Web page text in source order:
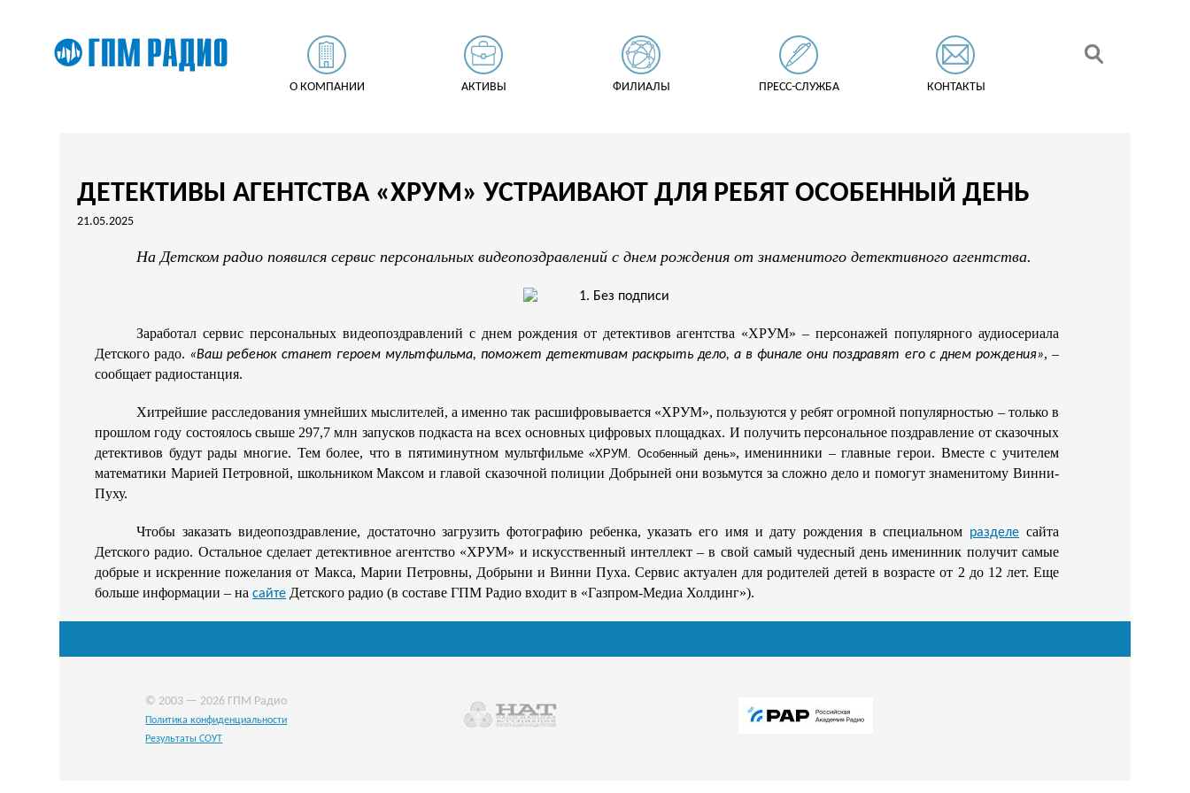
О КОМПАНИИ АКТИВЫ ФИЛИАЛЫ ПРЕСС-СЛУЖБА КОНТАКТЫ
ДЕТЕКТИВЫ АГЕНТСТВА «ХРУМ» УСТРАИВАЮТ ДЛЯ РЕБЯТ ОСОБЕННЫЙ ДЕНЬ
21.05.2025
На Детском радио появился сервис персональных видеопоздравлений с днем рождения от знаменитого детективного агентства.
Заработал сервис персональных видеопоздравлений с днем рождения от детективов агентства «ХРУМ» – персонажей популярного аудиосериала
Детского радо. «Ваш ребенок станет героем мультфильма, поможет детективам раскрыть дело, а в финале они поздравят его с днем рождения», –
сообщает радиостанция.
Хитрейшие расследования умнейших мыслителей, а именно так расшифровывается «ХРУМ», пользуются у ребят огромной популярностью – только в
прошлом году состоялось свыше 297,7 млн запусков подкаста на всех основных цифровых площадках. И получить персональное поздравление от сказочных
детективов будут рады многие. Тем более, что в пятиминутном мультфильме«ХРУМ. Особенный день», именинники – главные герои. Вместе с учителем
математики Марией Петровной, школьником Максом и главой сказочной полиции Добрыней они возьмутся за сложно дело и помогут знаменитому Винни-
Пуху.
Чтобы заказать видеопоздравление, достаточно загрузить фотографию ребенка, указать его имя и дату рождения в специальном разделе сайта
Детского радио. Остальное сделает детективное агентство «ХРУМ» и искусственный интеллект – в свой самый чудесный день именинник получит самые
добрые и искренние пожелания от Макса, Марии Петровны, Добрыни и Винни Пуха. Сервис актуален для родителей детей в возрасте от 2 до 12 лет. Еще
больше информации – насайте Детского радио (в составе ГПМ Радио входит в «Газпром-Медиа Холдинг»).
© 2003 — 2026 ГПМ Радио
Политика конфиденциальности
Результаты СОУТ